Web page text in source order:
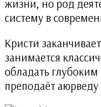
жизни, но род
систему в
Кристи
занимается
обладать
преподаёт